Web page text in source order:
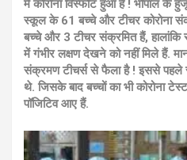
में कोरोना विस्फोट हुआ है ! भोपाल के
स्कूल के 61 बच्चे और टीचर कोरोना
बच्चे और 3 टीचर संक्रमित हैं, हालांकि
में गंभीर लक्षण देखने को नहीं मिले हैं.
संक्रमण टीचर्स से फैला है ! इससे पहले
थे. जिसके बाद बच्चों का भी कोरोना
पॉजिटिव आए हैं.